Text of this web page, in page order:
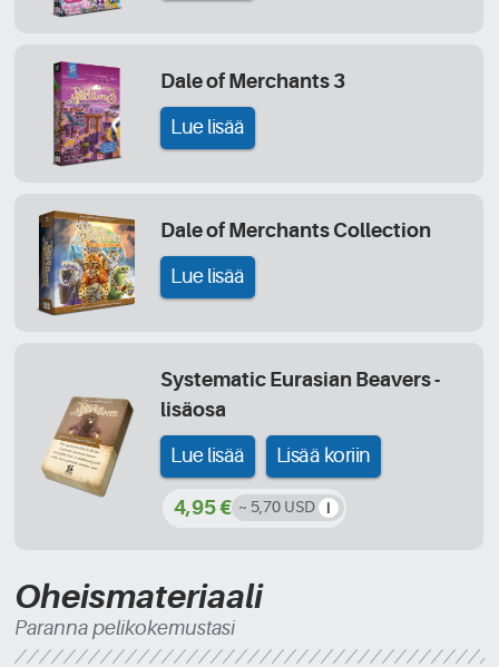
Dale of Merchants 3
Lue lisää
Dale of Merchants Collection
Lue lisää
Systematic Eurasian Beavers -
lisäosa
Lue lisää Lisää koriin
4,95 € ~ 5,70 USD
Oheismateriaali
Paranna pelikokemustasi